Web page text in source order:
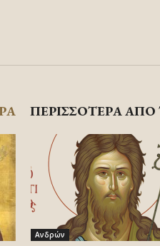
ΠΕΡΙΣΣΟΤΕΡΑ
Ανδρών